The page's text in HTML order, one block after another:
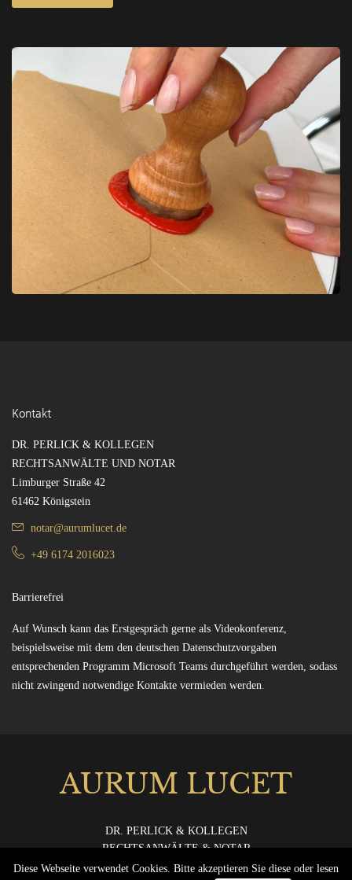
Kontakt
DR. PERLICK & KOLLEGEN
RECHTSANWÄLTE UND NOTAR
Limburger Straße 42
61462 Königstein
notar@aurumlucet.de
+49 6174 2016023
Barrierefrei
Auf Wunsch kann das Erstgespräch gerne als Videokonferenz,
beispielsweise mit dem den deutschen Datenschutzvorgaben
entsprechenden Programm Microsoft Teams durchgeführt werden, sodass
nicht zwingend notwendige Kontakte vermieden werden
AURUM LUCET
DR. PERLICK & KOLLEGEN
RECHTSANWÄLTE & NOTAR
Diese Webseite verwendet Cookies. Bitte akzeptieren Sie diese oder lesen